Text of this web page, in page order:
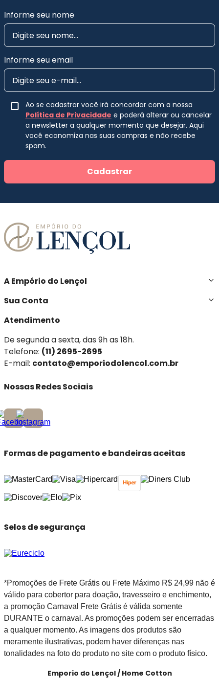
Informe seu nome
Informe seu email
Ao se cadastrar você irá concordar com a nossa
Política de Privacidade e poderá alterar ou cancelar
a newsletter a qualquer momento que desejar. Aqui
você economiza nas suas compras e não recebe
spam.
Cadastrar
A Empório do Lençol
Sua Conta
Atendimento
De segunda a sexta, das 9h as 18h.
Telefone: (11) 2695-2695
E-mail: contato@emporiodolencol.com.br
Nossas Redes Sociais
Formas de pagamento e bandeiras aceitas
Selos de segurança
*Promoções de Frete Grátis ou Frete Máximo R$ 24,99 não é
válido para cobertor para doação, travesseiro e enchimento,
a promoção Carnaval Frete Grátis é válida somente
DURANTE o carnaval. As promoções podem ser encerradas
a qualquer momento. As imagens dos produtos são
meramente ilustrativas, podem haver diferenças nas
tonalidades na foto do produto no site com o produto físico.
Emporio do Lençol / Home Cotton